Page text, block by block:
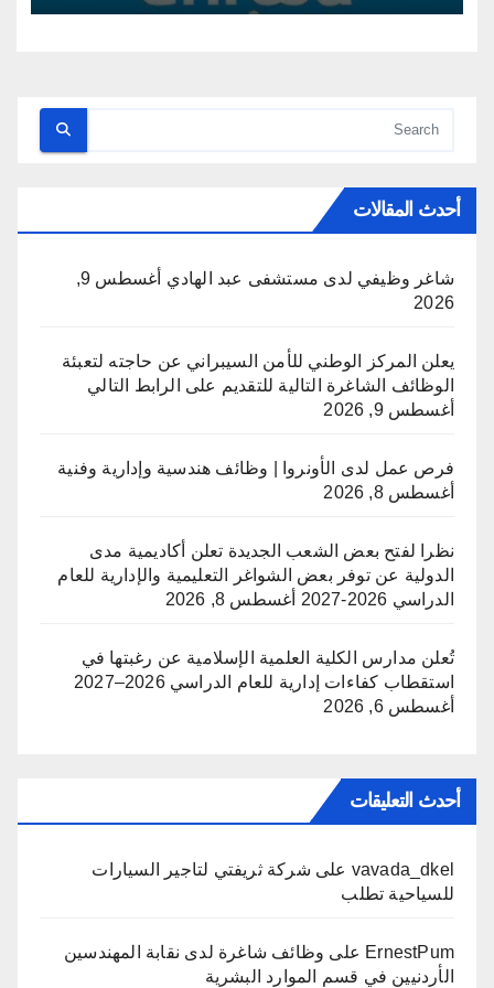
أحدث المقالات
شاغر وظيفي لدى مستشفى عبد الهادي
أغسطس 9,
2026
يعلن المركز الوطني للأمن السيبراني عن حاجته لتعبئة
الوظائف الشاغرة التالية للتقديم على الرابط التالي
أغسطس 9, 2026
فرص عمل لدى الأونروا | وظائف هندسية وإدارية وفنية
أغسطس 8, 2026
نظرا لفتح بعض الشعب الجديدة تعلن أكاديمية مدى
الدولية عن توفر بعض الشواغر التعليمية والإدارية للعام
الدراسي 2026-2027
أغسطس 8, 2026
تُعلن مدارس الكلية العلمية الإسلامية عن رغبتها في
استقطاب كفاءات إدارية للعام الدراسي 2026–2027
أغسطس 6, 2026
أحدث التعليقات
vavada_dkel على شركة ثريفتي لتاجير السيارات
للسياحية تطلب
ErnestPum على وظائف شاغرة لدى نقابة المهندسين
الأردنيين في قسم الموارد البشرية